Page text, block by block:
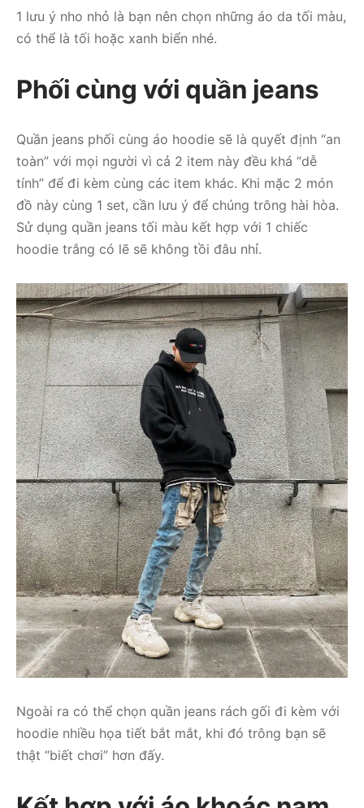
1 lưu ý nho nhỏ là bạn nên chọn những áo da tối màu,
có thể là tối hoặc xanh biển nhé.
Phối cùng với quần jeans
Quần jeans phối cùng áo hoodie sẽ là quyết định “an
toàn” với mọi người vì cả 2 item này đều khá “dễ
tính” để đi kèm cùng các item khác. Khi mặc 2 món
đồ này cùng 1 set, cần lưu ý để chúng trông hài hòa.
Sử dụng quần jeans tối màu kết hợp với 1 chiếc
hoodie trắng có lẽ sẽ không tồi đâu nhỉ.
Ngoài ra có thể chọn quần jeans rách gối đi kèm với
hoodie nhiều họa tiết bắt mắt, khi đó trông bạn sẽ
thật “biết chơi” hơn đấy.